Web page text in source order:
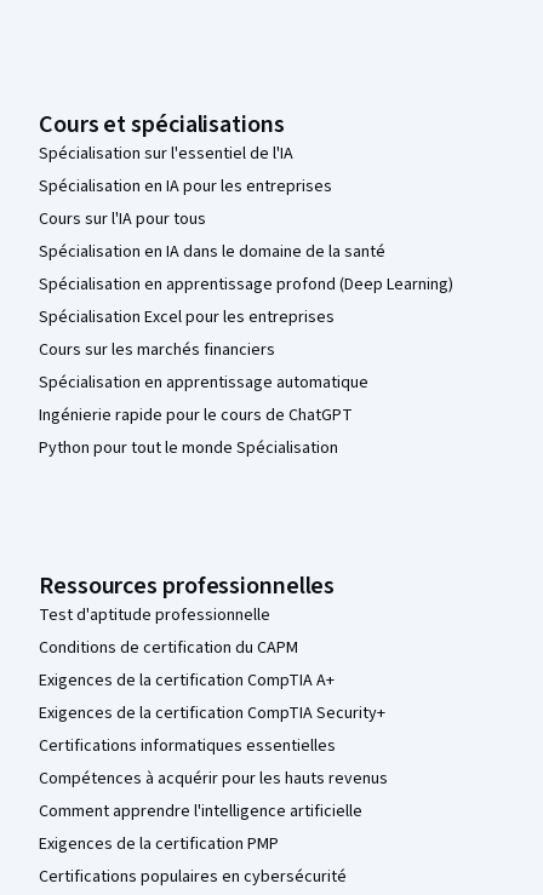
Cours et spécialisations
Spécialisation sur l'essentiel de l'IA
Spécialisation en IA pour les entreprises
Cours sur l'IA pour tous
Spécialisation en IA dans le domaine de la santé
Spécialisation en apprentissage profond (Deep Learning)
Spécialisation Excel pour les entreprises
Cours sur les marchés financiers
Spécialisation en apprentissage automatique
Ingénierie rapide pour le cours de ChatGPT
Python pour tout le monde Spécialisation
Ressources professionnelles
Test d'aptitude professionnelle
Conditions de certification du CAPM
Exigences de la certification CompTIA A+
Exigences de la certification CompTIA Security+
Certifications informatiques essentielles
Compétences à acquérir pour les hauts revenus
Comment apprendre l'intelligence artificielle
Exigences de la certification PMP
Certifications populaires en cybersécurité